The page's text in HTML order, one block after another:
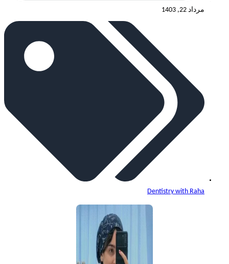
مرداد 22, 1403
Dentistry with Raha